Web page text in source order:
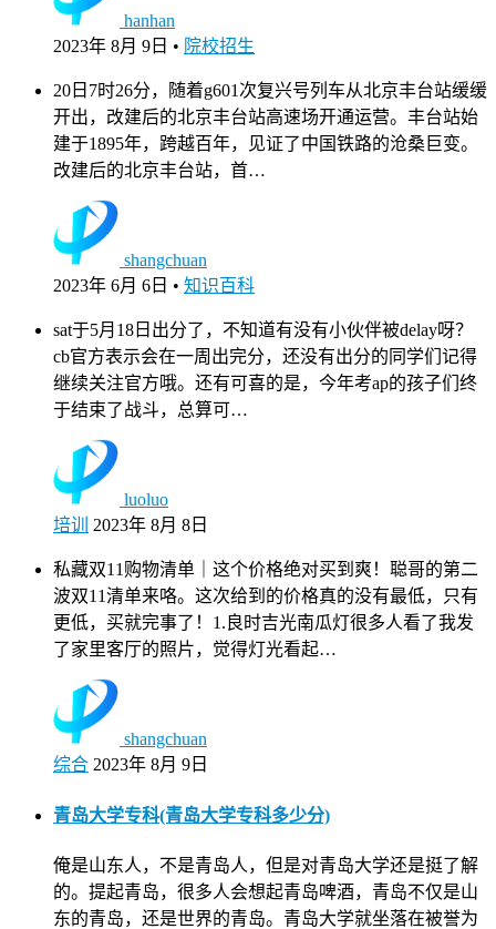
hanhan
2023年 8月 9日 • 院校招生
20日7时26分，随着g601次复兴号列车从北京丰台站缓缓
开出，改建后的北京丰台站高速场开通运营。丰台站始
建于1895年，跨越百年，见证了中国铁路的沧桑巨变。
改建后的北京丰台站，首…
shangchuan
2023年 6月 6日 • 知识百科
sat于5月18日出分了，不知道有没有小伙伴被delay呀？
cb官方表示会在一周出完分，还没有出分的同学们记得
继续关注官方哦。还有可喜的是，今年考ap的孩子们终
于结束了战斗，总算可…
luoluo
培训
2023年 8月 8日
私藏双11购物清单｜这个价格绝对买到爽！聪哥的第二
波双11清单来咯。这次给到的价格真的没有最低，只有
更低，买就完事了！1.良时吉光南瓜灯很多人看了我发
了家里客厅的照片，觉得灯光看起…
shangchuan
综合 2023年 8月 9日
青岛大学专科(青岛大学专科多少分)
俺是山东人，不是青岛人，但是对青岛大学还是挺了解
的。提起青岛，很多人会想起青岛啤酒，青岛不仅是山
东的青岛，还是世界的青岛。青岛大学就坐落在被誉为